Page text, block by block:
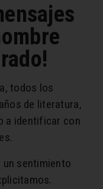
todos los
de literatura,
a identificar con
un sentimiento